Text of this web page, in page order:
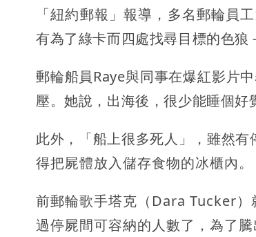
「紐約郵報」報導，多名郵輪員
有為了綠卡而四處找尋目標的色狼
郵輪船員Raye與同事在爆紅影片
壓。她說 ，出海後，很少能睡個好
此外，「船上很多死人」，雖然有
得把屍體放入儲存食物的冰櫃內。
前郵輪歌手塔克（Dara Tucker）
過停屍間可容納的人數了，為了